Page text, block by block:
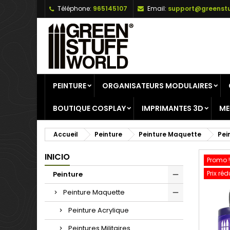
Téléphone: 965145107 Email:
PEINTURE ORGANISATEURS MODULAIRES
BOUTIQUE COSPLAY IMPRIMANTES 3D
Accueil Peinture Peinture Maquette
INICIO
Peinture
Peinture Maquette
Peinture Acrylique
Promo !
Prix